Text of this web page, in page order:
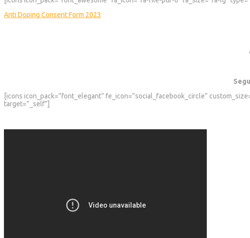
Anti Doping Consent Form 2023
[icons icon_pack=”font_elegant” fe_icon=”social_facebook_circle”
target=”_self”]